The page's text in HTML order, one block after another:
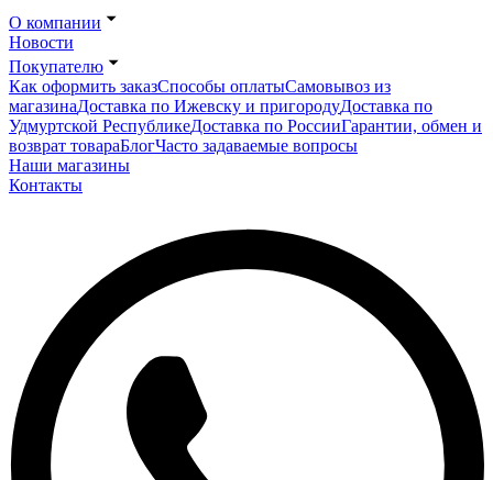
О компании
Новости
Покупателю
Как оформить заказСпособы оплатыСамовывоз из
магазинаДоставка по Ижевску и пригородуДоставка по
Удмуртской РеспубликеДоставка по РоссииГарантии, обмен и
возврат товараБлогЧасто задаваемые вопросы
Наши магазины
Контакты